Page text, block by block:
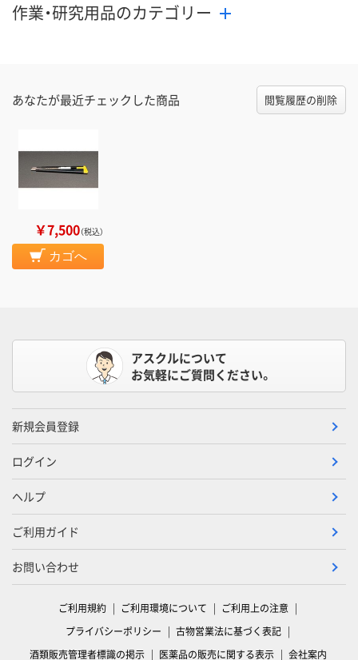
作業・研究用品のカテゴリー
あなたが最近チェックした商品 閲覧履歴の削除
￥7,500（税込）
カゴへ
アスクルについて
お気軽にご質問ください。
新規会員登録
ログイン
ヘルプ
ご利用ガイド
お問い合わせ
ご利用規約 ご利用環境について
ご利用上の注意
プライバシーポリシー
古物営業法に基づく表記
酒類販売管理者標識の掲示
医薬品の販売に関する表示 会社案内